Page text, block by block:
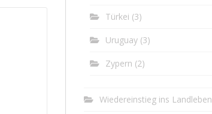
Türkei (3)
Uruguay (3)
Zypern (2)
Wiedereinstieg ins Landleben